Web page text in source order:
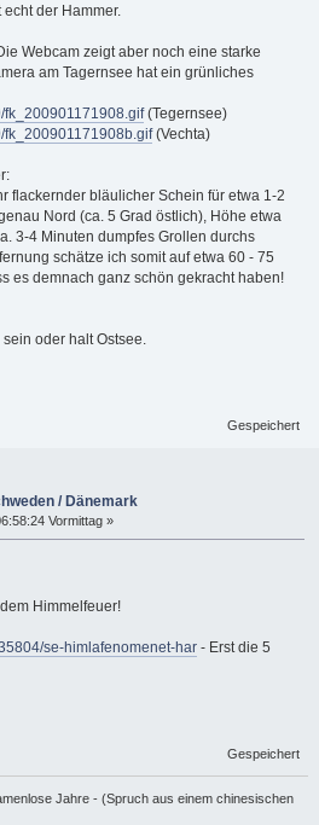
der Hammer.
Webcam zeigt aber noch eine starke
am Tagernsee hat ein grünliches
fk_200901171908.gif(Tegernsee)
fk_200901171908b.gif(Vechta)
flackernder bläulicher Schein für etwa 1-2
Nord (ca. 5 Grad östlich), Höhe etwa
3-4 Minuten dumpfes Grollen durchs
schätze ich somit auf etwa 60 - 75
es demnach ganz schön gekracht haben!
oder halt Ostsee.
Gespeichert
/ Dänemark
Vormittag »
Himmelfeuer!
se-himlafenomenet-har - Erst die 5
Gespeichert
Jahre - (Spruch aus einem chinesischen